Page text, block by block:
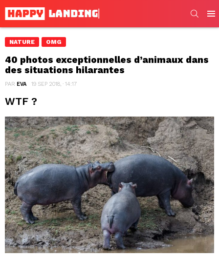
NATURE OMG
40 photos exceptionnelles d’animaux dans
des situations hilarantes
PAR EVA 19 SEP 2018, · 14:17
WTF ?